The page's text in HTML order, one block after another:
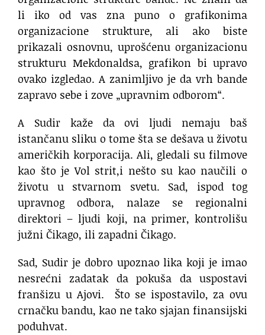
li iko od vas zna puno o grafikonima
organizacione strukture, ali ako biste
prikazali osnovnu, uprošćenu organizacionu
strukturu Mekdonaldsa, grafikon bi upravo
ovako izgledao. A zanimljivo je da vrh bande
zapravo sebe i zove „upravnim odborom“.
A Sudir kaže da ovi ljudi nemaju baš
istančanu sliku o tome šta se dešava u životu
američkih korporacija. Ali, gledali su filmove
kao što je Vol strit,i nešto su kao naučili o
životu u stvarnom svetu. Sad, ispod tog
upravnog odbora, nalaze se regionalni
direktori – ljudi koji, na primer, kontrolišu
južni Čikago, ili zapadni Čikago.
Sad, Sudir je dobro upoznao lika koji je imao
nesrećni zadatak da pokuša da uspostavi
franšizu u Ajovi. Što se ispostavilo, za ovu
crnačku bandu, kao ne tako sjajan finansijski
poduhvat.